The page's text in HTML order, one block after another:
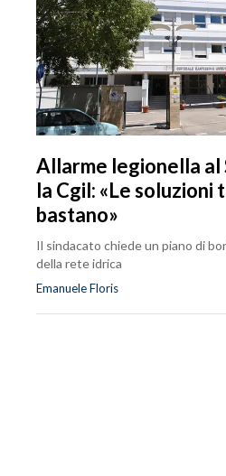
Allarme legionella al
la Cgil: «Le soluzioni
bastano»
Il sindacato chiede un piano di
della rete idrica
Emanuele Floris